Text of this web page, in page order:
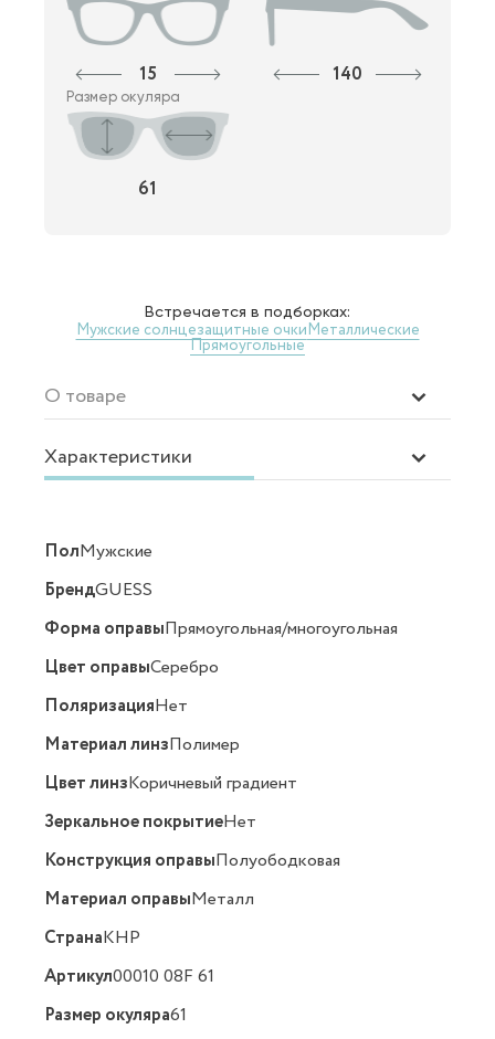
15 140
Размер окуляра
61
Встречается в подборках:
Мужские солнцезащитные очкиМеталлические
Прямоугольные
О товаре
Характеристики
ПолМужские
БрендGUESS
Форма оправыПрямоугольная/многоугольная
Цвет оправыСеребро
ПоляризацияНет
Материал линзПолимер
Цвет линзКоричневый градиент
Зеркальное покрытиеНет
Конструкция оправыПолуободковая
Материал оправыМеталл
СтранаКНР
Артикул00010 08F 61
Размер окуляра61